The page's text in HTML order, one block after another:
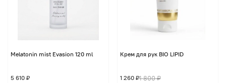
Melatonin mist Evasion 120 ml
5 610 ₽
Крем для рук BIO LIPID
1 800 ₽
1 260 ₽